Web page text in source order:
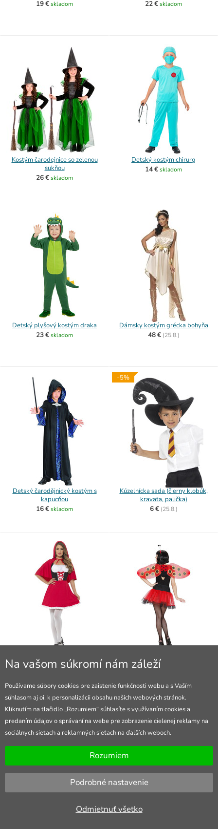
19 €skladom
22 €skladom
Kostým čarodejnice so zelenou
sukňou
26 €skladom
Detský kostým chirurg
14 €skladom
Detský plyšový kostým draka
23 €skladom
Dámsky kostým grécka bohyňa
48 € (25.8.)
Detský čarodějnický kostým s
kapucňou
16 €skladom
-5%
Kúzelnícka sada (čierny klobúk,
kravata, palička)
6 € (25.8.)
Dámsky krátky kostým Červená
Čiapočka
Dámska sada lienka (krídla,
tykadlá)
Na vašom súkromí nám záleží
Používame súbory cookies pre zaistenie funkčnosti webu a s Vaším
súhlasom aj oi. k personalizácii obsahu našich webových stránok.
Kliknutím na tlačidlo „Rozumiem“ súhlasíte s využívaním cookies a
predaním údajov o správaní na webe pre zobrazenie cielenej reklamy na
sociálnych sieťach a reklamných sieťach na ďalších weboch.
Rozumiem
Podrobné nastavenie
Odmietnuť všetko